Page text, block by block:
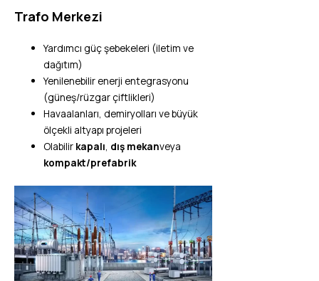
Trafo Merkezi
Yardımcı güç şebekeleri (iletim ve
dağıtım)
Yenilenebilir enerji entegrasyonu
(güneş/rüzgar çiftlikleri)
Havaalanları, demiryolları ve büyük
ölçekli altyapı projeleri
Olabilir kapalı, dış mekanveya
kompakt/prefabrik